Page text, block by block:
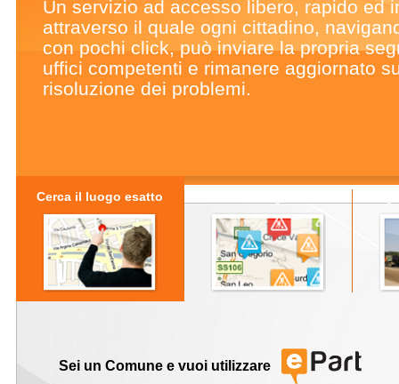
Un servizio ad accesso libero, rapido ed
attraverso il quale ogni cittadino,
con pochi click, può inviare la propria
uffici competenti e rimanere aggiornato
risoluzione dei problemi.
Cerca il luogo esatto
Sei un Comune e vuoi utilizzare